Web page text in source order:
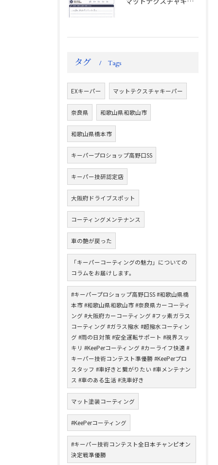
タグ Tags
EXキーパー マットテクスチャキーパー
奈良県 和歌山県和歌山市
和歌山県橋本市
キーパープロショップ高野口SS
キーパー技研認定店
大阪府ドライブスポット
コーティングメンテナンス
車の艶が戻った
「キーパーコーティングの魅力」についての
コラムをお届けします。
#キーパープロショップ高野口SS #和歌山県橋
本市 #和歌山県和歌山市 #奈良県カーコーティ
ング #大阪府カーコーティング #フッ素ガラス
コーティング #ガラス撥水 #超撥水コーティン
グ #雨の日対策 #安全運転サポート #視界スッ
キリ #KeePerコーティング #カーライフ快適 #
キーパー技術コンテスト準優勝 #KeePerプロ
スタッフ #車好きと繋がりたい #車メンテナン
ス #車のある生活 #洗車好き
マット塗装コーティング
#KeePerコーティング
#キーパー技術コンテスト全日本チャンピオン
決定戦準優勝